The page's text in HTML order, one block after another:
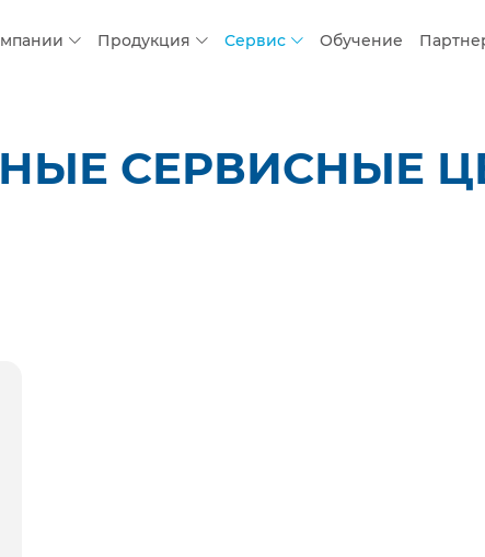
Продукция Сервис Обучение
СЕРВИСНЫЕ